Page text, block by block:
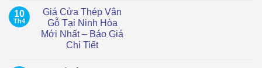
TP.HCM
–
Hiện
đại,
chống
bình
luận
ở
Giá
Cửa
Thép
10
Th4
Giá Cửa Thép Vân
Gỗ Tại Ninh Hòa
Mới Nhất – Báo Giá
Chi Tiết